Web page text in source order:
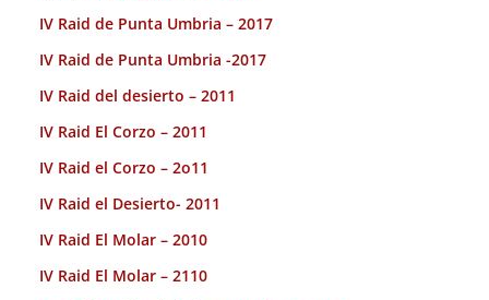
IV Raid de Punta Umbria – 2017
IV Raid de Punta Umbria -2017
IV Raid del desierto – 2011
IV Raid El Corzo – 2011
IV Raid el Corzo – 2o11
IV Raid el Desierto- 2011
IV Raid El Molar – 2010
IV Raid El Molar – 2110